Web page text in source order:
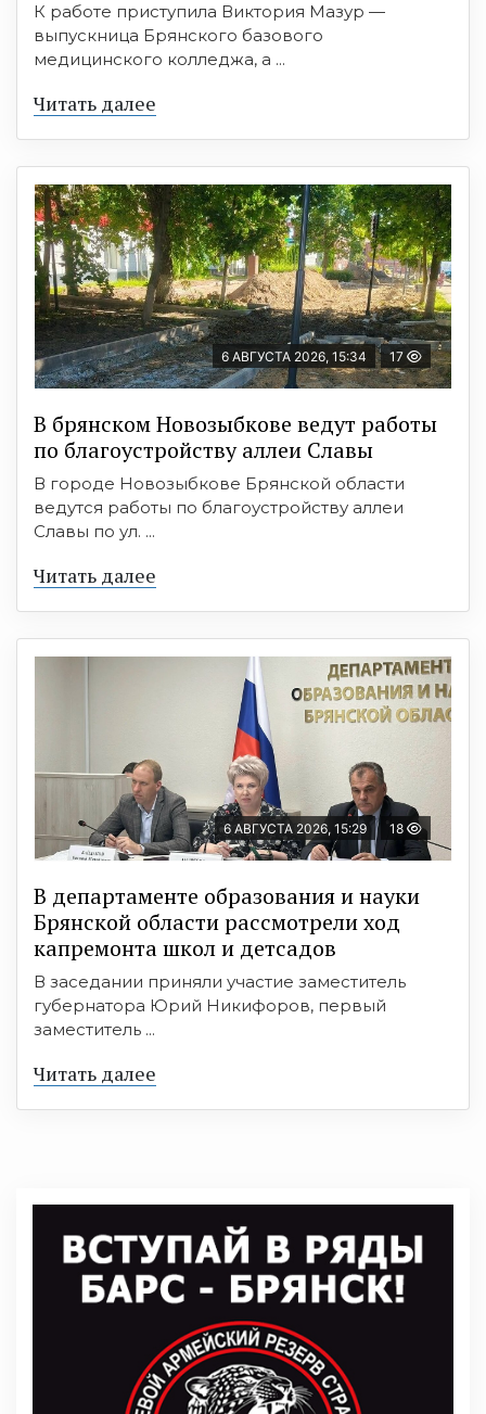
К работе приступила Виктория Мазур —
выпускница Брянского базового
медицинского колледжа, а ...
Читать далее
6 АВГУСТА 2026, 15:34 17
В брянском Новозыбкове ведут работы
по благоустройству аллеи Славы
В городе Новозыбкове Брянской области
ведутся работы по благоустройству аллеи
Славы по ул. ...
Читать далее
6 АВГУСТА 2026, 15:29 18
В департаменте образования и науки
Брянской области рассмотрели ход
капремонта школ и детсадов
В заседании приняли участие заместитель
губернатора Юрий Никифоров, первый
заместитель ...
Читать далее